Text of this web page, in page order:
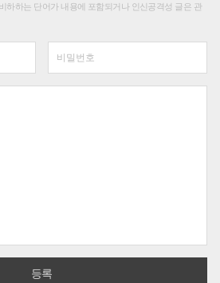
하하는 단어가 내용에 포함되거나 인신공격성 글은 관